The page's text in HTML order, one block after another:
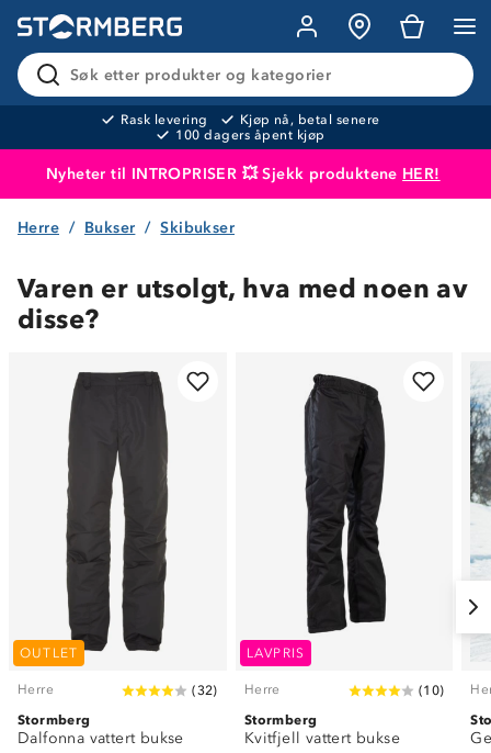
Søk etter produkter og kategorier
Rask levering
Kjøp nå, betal senere
100 dagers åpent kjøp
Nyheter til INTROPRISER 💥 Sjekk produktene HER!
Produktet er lagt i handlekurven
Herre Bukser Skibukser
Varen er utsolgt, hva med noen av
disse?
OUTLET
Herre (32)
Stormberg
Dalfonna vattert bukse
LAVPRIS
Herre (10)
Stormberg
Kvitfjell vattert bukse